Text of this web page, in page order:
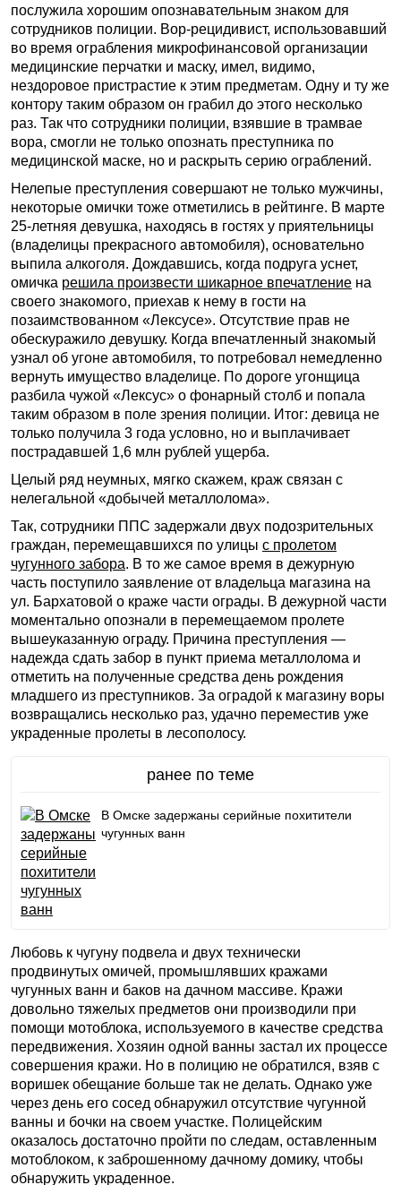
послужила хорошим опознавательным знаком для
сотрудников полиции. Вор-рецидивист, использовавший
во время ограбления микрофинансовой организации
медицинские перчатки и маску, имел, видимо,
нездоровое пристрастие к этим предметам. Одну и ту же
контору таким образом он грабил до этого несколько
раз. Так что сотрудники полиции, взявшие в трамвае
вора, смогли не только опознать преступника по
медицинской маске, но и раскрыть серию ограблений.
Нелепые преступления совершают не только мужчины,
некоторые омички тоже отметились в рейтинге. В марте
25-летняя девушка, находясь в гостях у приятельницы
(владелицы прекрасного автомобиля), основательно
выпила алкоголя. Дождавшись, когда подруга уснет,
омичка решила произвести шикарное впечатление на
своего знакомого, приехав к нему в гости на
позаимствованном «Лексусе». Отсутствие прав не
обескуражило девушку. Когда впечатленный знакомый
узнал об угоне автомобиля, то потребовал немедленно
вернуть имущество владелице. По дороге угонщица
разбила чужой «Лексус» о фонарный столб и попала
таким образом в поле зрения полиции. Итог: девица не
только получила 3 года условно, но и выплачивает
пострадавшей 1,6 млн рублей ущерба.
Целый ряд неумных, мягко скажем, краж связан с
нелегальной «добычей металлолома».
Так, сотрудники ППС задержали двух подозрительных
граждан, перемещавшихся по улицы с пролетом
чугунного забора. В то же самое время в дежурную
часть поступило заявление от владельца магазина на
ул. Бархатовой о краже части ограды. В дежурной части
моментально опознали в перемещаемом пролете
вышеуказанную ограду. Причина преступления —
надежда сдать забор в пункт приема металлолома и
отметить на полученные средства день рождения
младшего из преступников. За оградой к магазину воры
возвращались несколько раз, удачно переместив уже
украденные пролеты в лесополосу.
ранее по теме
В Омске задержаны серийные похитители
чугунных ванн
Любовь к чугуну подвела и двух технически
продвинутых омичей, промышлявших кражами
чугунных ванн и баков на дачном массиве. Кражи
довольно тяжелых предметов они производили при
помощи мотоблока, используемого в качестве средства
передвижения. Хозяин одной ванны застал их процессе
совершения кражи. Но в полицию не обратился, взяв с
воришек обещание больше так не делать. Однако уже
через день его сосед обнаружил отсутствие чугунной
ванны и бочки на своем участке. Полицейским
оказалось достаточно пройти по следам, оставленным
мотоблоком, к заброшенному дачному домику, чтобы
обнаружить украденное.